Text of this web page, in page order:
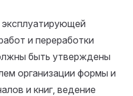
и переработки
быть утверждены
организации формы и
и книг, ведение